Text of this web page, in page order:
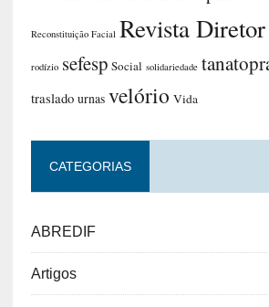
Reconstituição Facial Revista
rodízio sefesp Social solidariedade
traslado urnas velório Vida
CATEGORIAS
ABREDIF
Artigos